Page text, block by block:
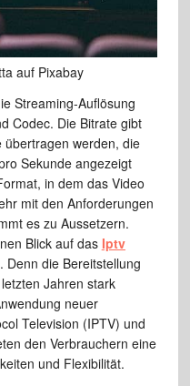
auf Pixabay
Streaming-Auflösung
Codec. Die Bitrate gibt
übertragen werden, die
Sekunde angezeigt
in dem das Video
mit den Anforderungen
es zu Aussetzern.
Blick auf das Iptv
Denn die Bereitstellung
Jahren stark
neuer
Television (IPTV) und
den Verbrauchern eine
und Flexibilität.